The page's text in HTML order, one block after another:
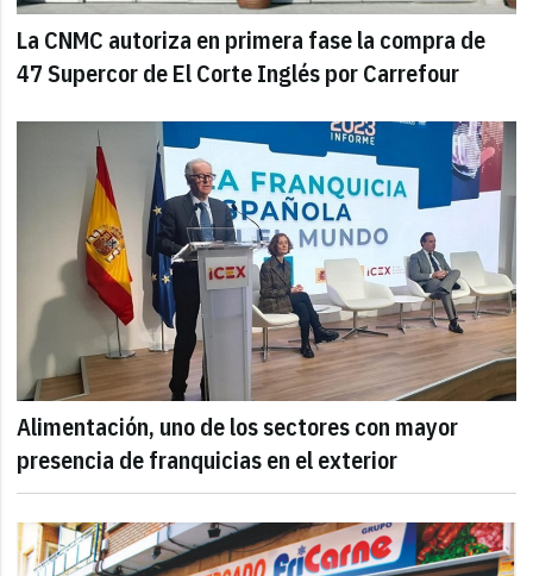
La CNMC autoriza en primera fase la compra de
47 Supercor de El Corte Inglés por Carrefour
Alimentación, uno de los sectores con mayor
presencia de franquicias en el exterior